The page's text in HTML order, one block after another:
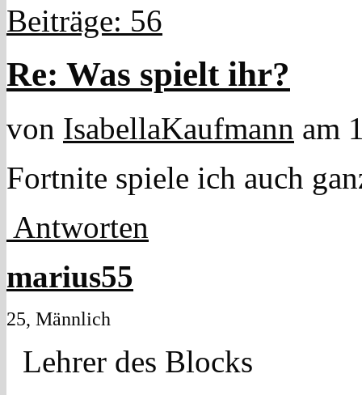
Beiträge: 56
Re: Was spielt ihr?
von IsabellaKaufmann am
Fortnite spiele ich auch
Antworten
marius55
25, Männlich
Lehrer des Blocks